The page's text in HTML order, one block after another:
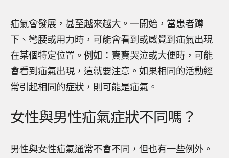
疝氣會發展，甚至越來越大。一開始，當患者蹲
下、彎腰或用力時，可能會看到或感覺到疝氣出現
在某個特定位置。例如：寶寶哭泣或大便時，可能
會看到疝氣出現，這就要注意。如果相同的活動經
常引起相同的症狀，則可能是疝氣。
女性與男性疝氣症狀不同嗎？
男性與女性疝氣通常不會不同，但也有一些例外。